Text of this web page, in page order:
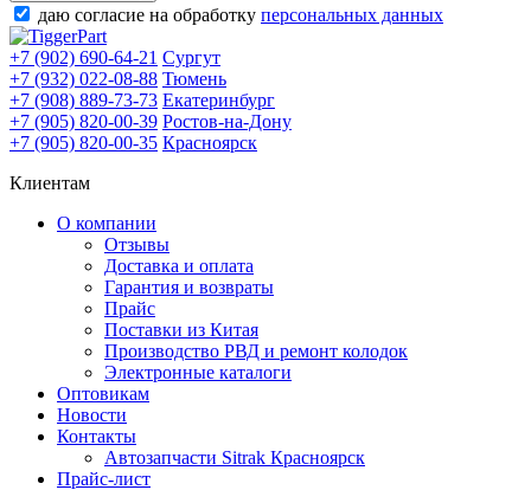
даю согласие на обработку персональных данных
+7 (902) 690-64-21 Сургут
+7 (932) 022-08-88 Тюмень
+7 (908) 889-73-73 Екатеринбург
+7 (905) 820-00-39 Ростов-на-Дону
+7 (905) 820-00-35 Красноярск
Клиентам
О компании
Отзывы
Доставка и оплата
Гарантия и возвраты
Прайс
Поставки из Китая
Производство РВД и ремонт колодок
Электронные каталоги
Оптовикам
Новости
Контакты
Автозапчасти Sitrak Красноярск
Прайс-лист